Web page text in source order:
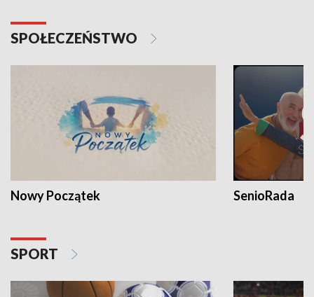
SPOŁECZEŃSTWO
Nowy Początek SenioRada
SPORT